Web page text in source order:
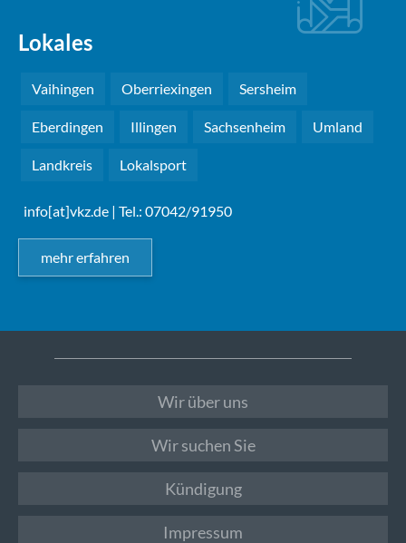
Lokales
Vaihingen Oberriexingen Sersheim
Eberdingen Illingen Sachsenheim Umland
Landkreis Lokalsport
info[at]vkz.de | Tel.: 07042/91950
mehr erfahren
Wir über uns
Wir suchen Sie
Kündigung
Impressum